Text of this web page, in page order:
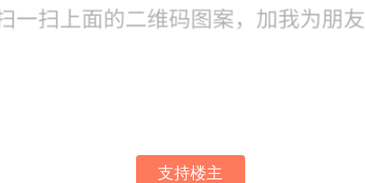
支持楼主